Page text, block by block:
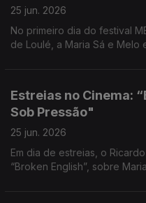
25 jun. 2026
No primeiro dia do festival
de Loulé, a Maria Sá e Melo
Estreias no Cinema:
Sob Pressão"
25 jun. 2026
Em dia de estreias, o
“Broken English”, sobre